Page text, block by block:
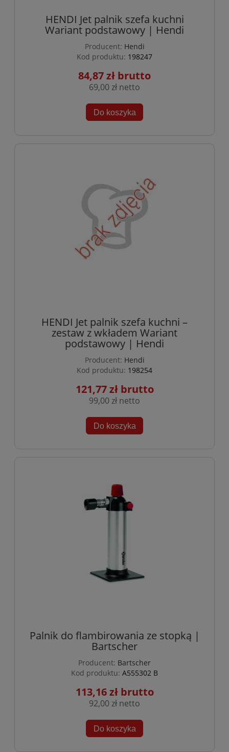
HENDI Jet palnik szefa kuchni
Wariant podstawowy | Hendi
Producent: Hendi
Kod produktu: 198247
84,87 zł
69,00 zł
Do koszyka
HENDI Jet palnik szefa kuchni –
zestaw z wkładem Wariant
podstawowy | Hendi
Producent: Hendi
Kod produktu: 198254
121,77 zł
99,00 zł
Do koszyka
Palnik do flambirowania ze stopką |
Bartscher
Producent: Bartscher
Kod produktu: A555302 B
113,16 zł
92,00 zł
Do koszyka